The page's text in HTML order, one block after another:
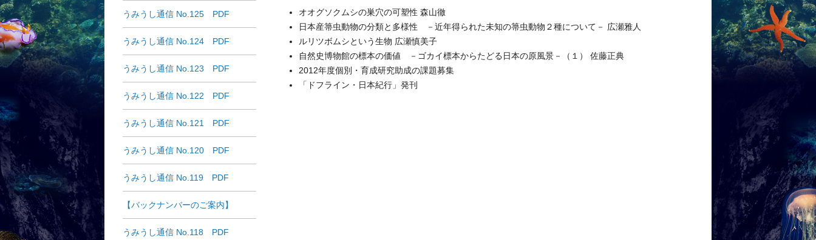
うみうし通信 No.125 PDF
うみうし通信 No.124 PDF
うみうし通信 No.123 PDF
うみうし通信 No.122 PDF
うみうし通信 No.121 PDF
うみうし通信 No.120 PDF
うみうし通信 No.119 PDF
【バックナンバーのご案内】
うみうし通信 No.118 PDF
オオグソクムシの巣穴の可塑性 森山徹
日本産箒虫動物の分類と多様性 －近年得られた未知の箒虫動物２種について－ 広瀬雅人
ルリツボムシという生物 広瀬慎美子
自然史博物館の標本の価値 －ゴカイ標本からたどる日本の原風景－（１） 佐藤正典
2012年度個別・育成研究助成の課題募集
「ドフライン・日本紀行」発刊